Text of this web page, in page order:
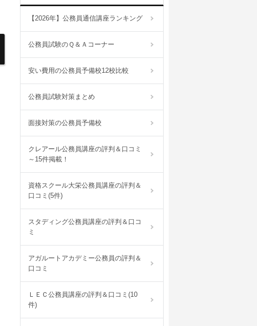
【2026年】公務員通信講座ランキング
公務員試験のＱ＆Ａコーナー
安い費用の公務員予備校12校比較
公務員試験対策まとめ
面接対策の公務員予備校
クレアール公務員講座の評判＆口コミ
～15件掲載！
資格スクール大栄公務員講座の評判＆
口コミ(5件)
スタディング公務員講座の評判＆口コ
ミ
アガルートアカデミー公務員の評判＆
口コミ
ＬＥＣ公務員講座の評判＆口コミ(10
件)